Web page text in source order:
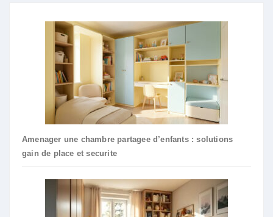
Amenager une chambre partagee d’enfants : solutions
gain de place et securite